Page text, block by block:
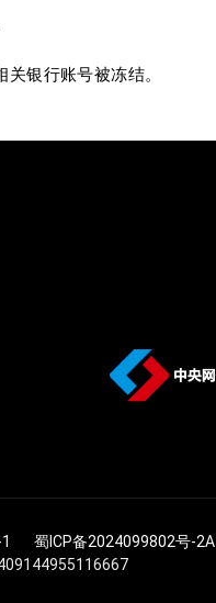
银行账号被冻结。
蜀ICP备2024099802号-2A